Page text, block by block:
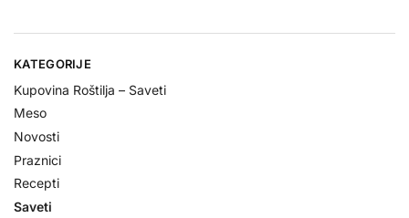
KATEGORIJE
Kupovina Roštilja – Saveti
Meso
Novosti
Praznici
Recepti
Saveti